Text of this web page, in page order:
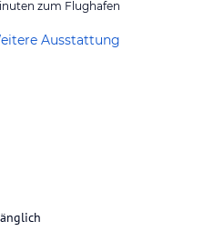
zum Flughafen
Ausstattung